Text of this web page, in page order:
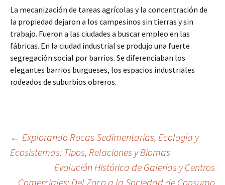
La mecanización de tareas agrícolas y la concentración de
la propiedad dejaron a los campesinos sin tierras y sin
trabajo. Fueron a las ciudades a buscar empleo en las
fábricas. En la ciudad industrial se produjo una fuerte
segregación social por barrios. Se diferenciaban los
elegantes barrios burgueses, los espacios industriales
rodeados de suburbios obreros.
Navegación
de
← Explorando Rocas Sedimentarias, Ecología y
Ecosistemas: Tipos, Relaciones y Biomas
Evolución Histórica de Galerías y Centros
Comerciales: Del Zoco a la Sociedad de Consumo